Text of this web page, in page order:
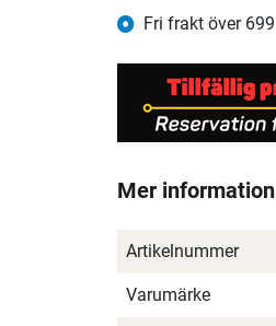
Fri frakt över 699
Mer information
Artikelnummer
Varumärke